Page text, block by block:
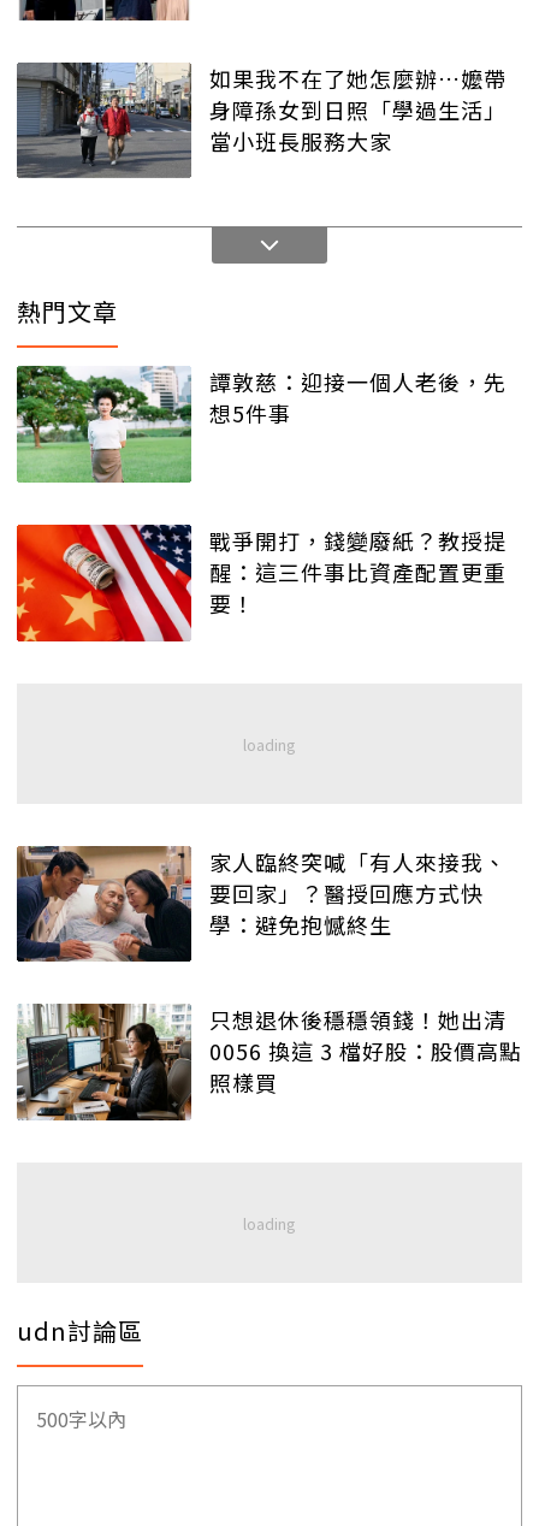
如果我不在了她怎麼辦…嬤帶
身障孫女到日照「學過生活」
當小班長服務大家
熱門文章
譚敦慈：迎接一個人老後，先
想5件事
戰爭開打，錢變廢紙？教授提
醒：這三件事比資產配置更重
要！
家人臨終突喊「有人來接我、
要回家」？醫授回應方式快
學：避免抱憾終生
只想退休後穩穩領錢！她出清
0056 換這 3 檔好股：股價高點
照樣買
udn討論區